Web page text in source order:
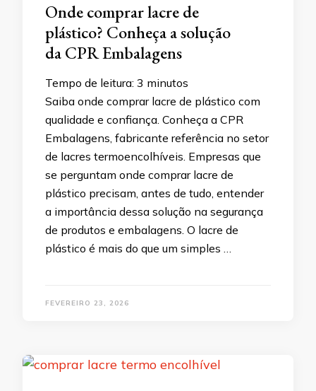
Onde comprar lacre de
plástico? Conheça a solução
da CPR Embalagens
Tempo de leitura: 3 minutos
Saiba onde comprar lacre de plástico com
qualidade e confiança. Conheça a CPR
Embalagens, fabricante referência no setor
de lacres termoencolhíveis. Empresas que
se perguntam onde comprar lacre de
plástico precisam, antes de tudo, entender
a importância dessa solução na segurança
de produtos e embalagens. O lacre de
plástico é mais do que um simples …
FEVEREIRO 23, 2026